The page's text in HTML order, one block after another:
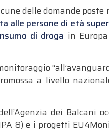
delle domande
alle persone di età
di droga in Europa
a livello
dei Balcani
8) e i progetti